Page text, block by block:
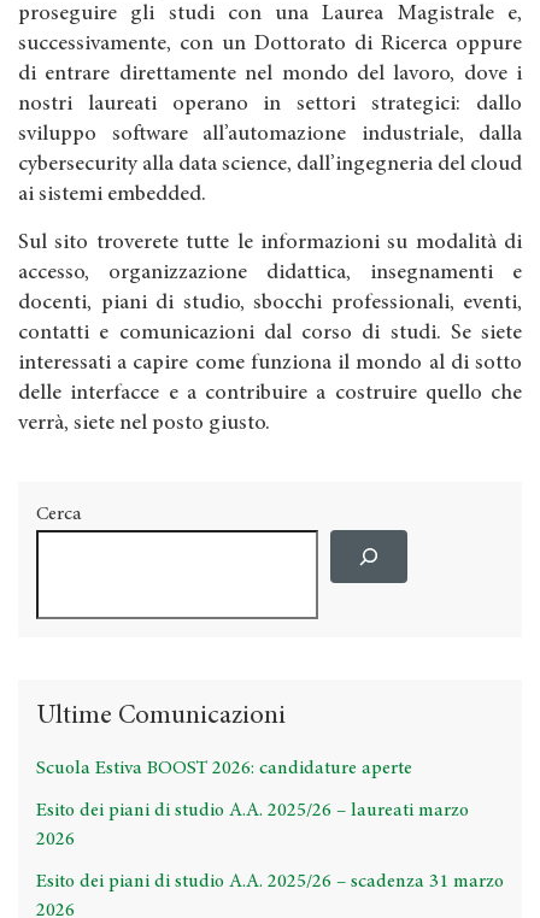
proseguire gli studi con una Laurea Magistrale e,
successivamente, con un Dottorato di Ricerca oppure
di entrare direttamente nel mondo del lavoro, dove i
nostri laureati operano in settori strategici: dallo
sviluppo software all’automazione industriale, dalla
cybersecurity alla data science, dall’ingegneria del cloud
ai sistemi embedded.
Sul sito troverete tutte le informazioni su modalità di
accesso, organizzazione didattica, insegnamenti e
docenti, piani di studio, sbocchi professionali, eventi,
contatti e comunicazioni dal corso di studi. Se siete
interessati a capire come funziona il mondo al di sotto
delle interfacce e a contribuire a costruire quello che
verrà, siete nel posto giusto.
Cerca
Ultime Comunicazioni
Scuola Estiva BOOST 2026: candidature aperte
Esito dei piani di studio A.A. 2025/26 – laureati marzo
2026
Esito dei piani di studio A.A. 2025/26 – scadenza 31 marzo
2026